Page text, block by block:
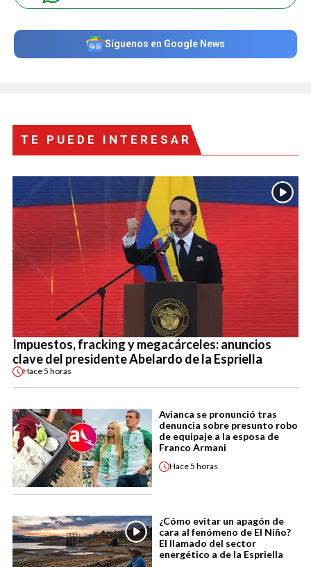
Síguenos en Google News
TE PUEDE INTERESAR
Impuestos, fracking y megacárceles: anuncios
clave del presidente Abelardo de la Espriella
Hace5 horas
Avianca se pronunció tras
denuncia sobre presunto robo
de equipaje a la esposa de
Franco Armani
Hace5 horas
¿Cómo evitar un apagón de
cara al fenómeno de El Niño?
El llamado del sector
energético a de la Espriella